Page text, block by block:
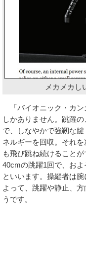
メカメカし
「バイオニック・カン
しかありません。跳躍
で、しなやかで強靭な
ネルギーを回収。それ
も飛び跳ね続けること
40cmの跳躍1回で、お
といいます。操縦者は
よって、跳躍や静止、
うです。